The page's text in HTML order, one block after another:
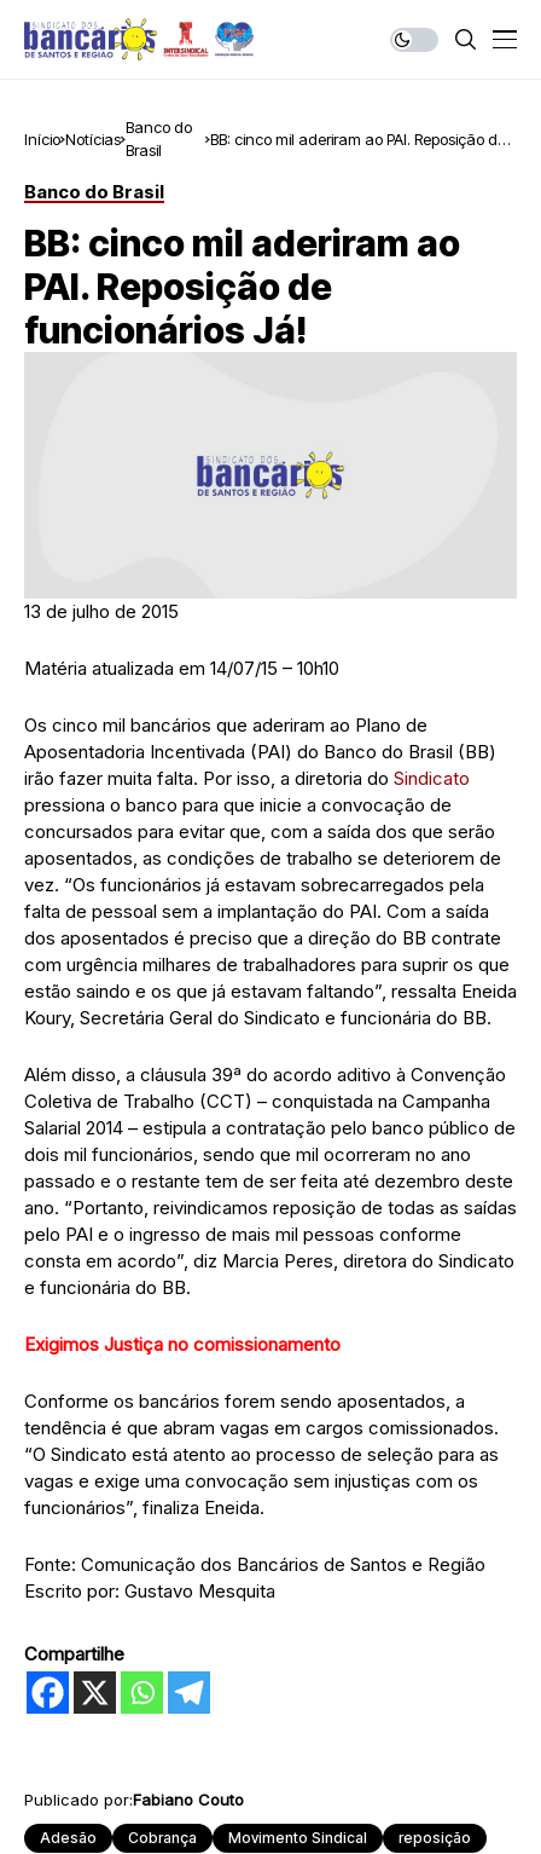
Início Notícias
Banco do
Brasil
BB: cinco mil aderiram ao PAI. Reposição de
Banco do Brasil
BB: cinco mil aderiram ao
PAI. Reposição de
funcionários Já!
13 de julho de 2015
Matéria atualizada em 14/07/15 – 10h10
Os cinco mil bancários que aderiram ao Plano de
Aposentadoria Incentivada (PAI) do Banco do Brasil (BB)
irão fazer muita falta. Por isso, a diretoria do Sindicato
pressiona o banco para que inicie a convocação de
concursados para evitar que, com a saída dos que serão
aposentados, as condições de trabalho se deteriorem de
vez. “Os funcionários já estavam sobrecarregados pela
falta de pessoal sem a implantação do PAI. Com a saída
dos aposentados é preciso que a direção do BB contrate
com urgência milhares de trabalhadores para suprir os que
estão saindo e os que já estavam faltando”, ressalta Eneida
Koury, Secretária Geral do Sindicato e funcionária do BB.
Além disso, a cláusula 39ª do acordo aditivo à Convenção
Coletiva de Trabalho (CCT) – conquistada na Campanha
Salarial 2014 – estipula a contratação pelo banco público de
dois mil funcionários, sendo que mil ocorreram no ano
passado e o restante tem de ser feita até dezembro deste
ano. “Portanto, reivindicamos reposição de todas as saídas
pelo PAI e o ingresso de mais mil pessoas conforme
consta em acordo”, diz Marcia Peres, diretora do Sindicato
e funcionária do BB.
Exigimos Justiça no comissionamento
Conforme os bancários forem sendo aposentados, a
tendência é que abram vagas em cargos comissionados.
“O Sindicato está atento ao processo de seleção para as
vagas e exige uma convocação sem injustiças com os
funcionários”, finaliza Eneida.
Fonte: Comunicação dos Bancários de Santos e Região
Escrito por: Gustavo Mesquita
Compartilhe
Publicado por:Fabiano Couto
Adesão Cobrança Movimento Sindical reposição